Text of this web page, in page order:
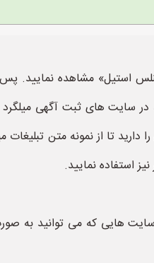
مشاهده نمایید. پس
در سایت های ثبت آگهی
تا از نمونه متن
استفاده نمایید.
هایی که می توانید به